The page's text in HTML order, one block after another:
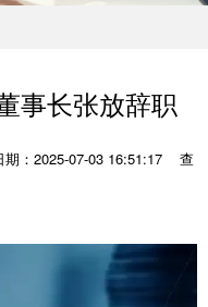
事长张放辞职
期：2025-07-03 16:51:17
查